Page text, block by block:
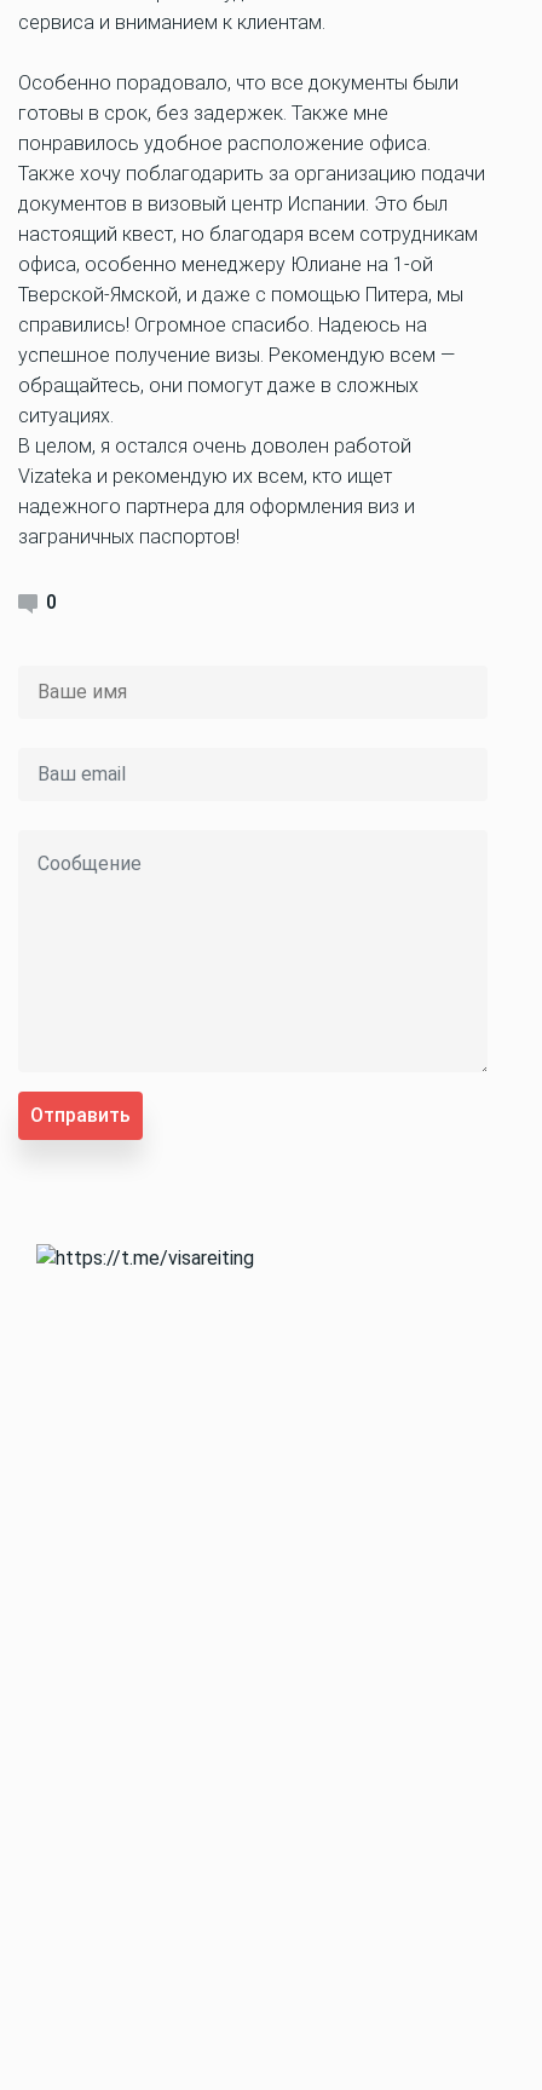
сервиса и вниманием к клиентам.
Особенно порадовало, что все документы были
готовы в срок, без задержек. Также мне
понравилось удобное расположение офиса.
Также хочу поблагодарить за организацию подачи
документов в визовый центр Испании. Это был
настоящий квест, но благодаря всем сотрудникам
офиса, особенно менеджеру Юлиане на 1-ой
Тверской-Ямской, и даже с помощью Питера, мы
справились! Огромное спасибо. Надеюсь на
успешное получение визы. Рекомендую всем —
обращайтесь, они помогут даже в сложных
ситуациях.
В целом, я остался очень доволен работой
Vizateka и рекомендую их всем, кто ищет
надежного партнера для оформления виз и
заграничных паспортов!
0
Отправить